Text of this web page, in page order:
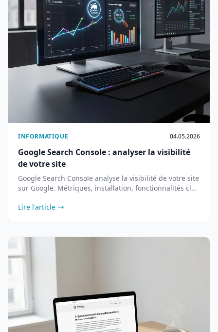
INFORMATIQUE 04.05.2026
Google Search Console : analyser la visibilité
de votre site
Google Search Console analyse la visibilité de votre site
sur Google. Métriques, installation, fonctionnalités clés
Lire l'article